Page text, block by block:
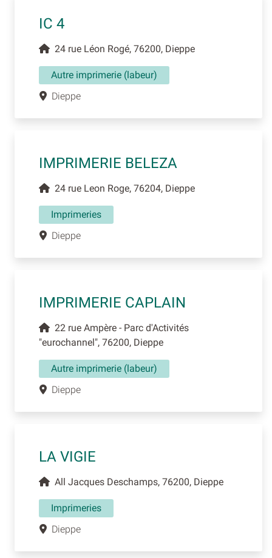
IC 4
24 rue Léon Rogé, 76200, Dieppe
Autre imprimerie (labeur)
Dieppe
IMPRIMERIE BELEZA
24 rue Leon Roge, 76204, Dieppe
Imprimeries
Dieppe
IMPRIMERIE CAPLAIN
22 rue Ampère - Parc d'Activités
"eurochannel", 76200, Dieppe
Autre imprimerie (labeur)
Dieppe
LA VIGIE
All Jacques Deschamps, 76200, Dieppe
Imprimeries
Dieppe